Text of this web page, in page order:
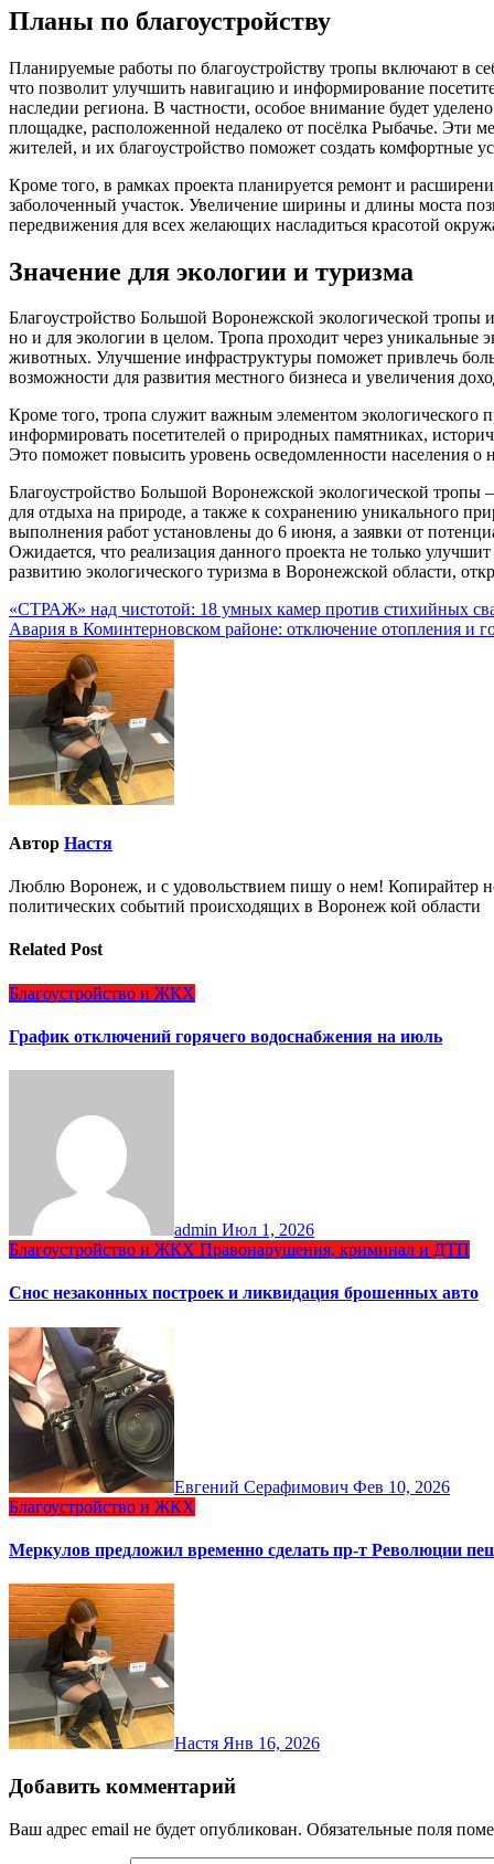
Планы по благоустройству
Планируемые работы по благоустройству тропы включают в
что позволит улучшить навигацию и информирование
наследии региона. В частности, особое внимание будет
площадке, расположенной недалеко от посёлка Рыбачье. Эти
жителей, и их благоустройство поможет создать комфортные
Кроме того, в рамках проекта планируется ремонт и
заболоченный участок. Увеличение ширины и длины моста
передвижения для всех желающих насладиться красотой
Значение для экологии и туризма
Благоустройство Большой Воронежской экологической тропы
но и для экологии в целом. Тропа проходит через уникальные
животных. Улучшение инфраструктуры поможет привлечь
возможности для развития местного бизнеса и увеличения
Кроме того, тропа служит важным элементом
информировать посетителей о природных памятниках,
Это поможет повысить уровень осведомленности населения
Благоустройство Большой Воронежской экологической
для отдыха на природе, а также к сохранению уникального
выполнения работ установлены до 6 июня, а заявки от
Ожидается, что реализация данного проекта не только
развитию экологического туризма в Воронежской области,
Навигация
по
записям
«СТРАЖ» над чистотой: 18 умных камер против стихийных
Авария в Коминтерновском районе: отключение отопления и
Автор Настя
Люблю Воронеж, и с удовольствием пишу о нем! Копирайтер
политических событий происходящих в Воронеж кой области
Related Post
Благоустройство и ЖКХ
График отключений горячего водоснабжения на июль
admin Июл 1, 2026
Благоустройство и ЖКХ Правонарушения, криминал и ДТП
Снос незаконных построек и ликвидация брошенных авто
Евгений Серафимович Фев 10, 2026
Благоустройство и ЖКХ
Меркулов предложил временно сделать пр-т Революции
Настя Янв 16, 2026
Добавить комментарий
Ваш адрес email не будет опубликован. Обязательные поля